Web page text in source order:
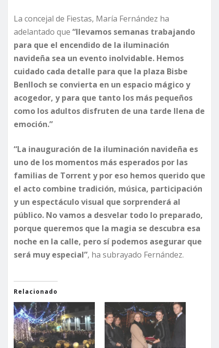
La concejal de Fiestas, María Fernández ha
adelantado que “llevamos semanas trabajando
para que el encendido de la iluminación
navideña sea un evento inolvidable. Hemos
cuidado cada detalle para que la plaza Bisbe
Benlloch se convierta en un espacio mágico y
acogedor, y para que tanto los más pequeños
como los adultos disfruten de una tarde llena de
emoción.”
“La inauguración de la iluminación navideña es
uno de los momentos más esperados por las
familias de Torrent y por eso hemos querido que
el acto combine tradición, música, participación
y un espectáculo visual que sorprenderá al
público. No vamos a desvelar todo lo preparado,
porque queremos que la magia se descubra esa
noche en la calle, pero sí podemos asegurar que
será muy especial”, ha subrayado Fernández.
Relacionado